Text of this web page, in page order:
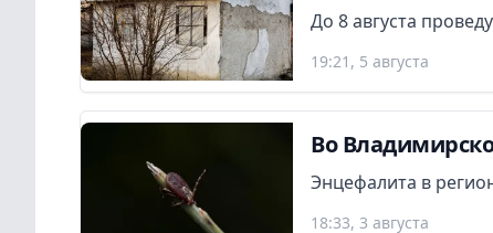
До 8 августа
19:21, 5 августа
Во
Энцефалита в
18:33, 3 августа